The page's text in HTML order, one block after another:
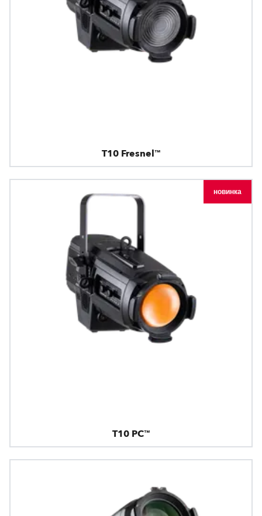
T10 Fresnel™
T10 PC™
новинка